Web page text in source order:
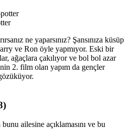
ne yaparsınız? Şansınıza küsüp
ve Ron öyle yapmıyor. Eski bir
ağaçlara çakılıyor ve bol bol azar
2. film olan yapım da gençler
ailesine açıklamasını ve bu